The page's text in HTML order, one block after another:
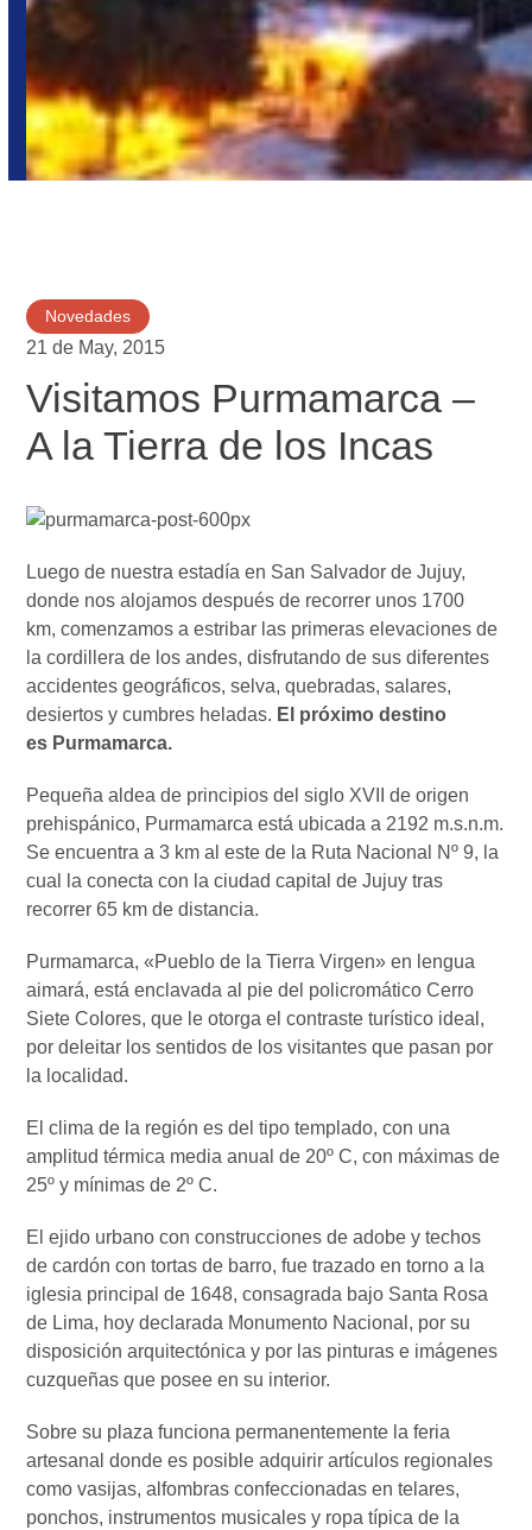
Novedades
21 de May, 2015
Visitamos Purmamarca –
A la Tierra de los Incas
Luego de nuestra estadía en San Salvador de Jujuy,
donde nos alojamos después de recorrer unos 1700
km, comenzamos a estribar las primeras elevaciones de
la cordillera de los andes, disfrutando de sus diferentes
accidentes geográficos, selva, quebradas, salares,
desiertos y cumbres heladas. El próximo destino
es Purmamarca.
Pequeña aldea de principios del siglo XVII de origen
prehispánico, Purmamarca está ubicada a 2192 m.s.n.m.
Se encuentra a 3 km al este de la Ruta Nacional Nº 9, la
cual la conecta con la ciudad capital de Jujuy tras
recorrer 65 km de distancia.
Purmamarca, «Pueblo de la Tierra Virgen» en lengua
aimará, está enclavada al pie del policromático Cerro
Siete Colores, que le otorga el contraste turístico ideal,
por deleitar los sentidos de los visitantes que pasan por
la localidad.
El clima de la región es del tipo templado, con una
amplitud térmica media anual de 20º C, con máximas de
25º y mínimas de 2º C.
El ejido urbano con construcciones de adobe y techos
de cardón con tortas de barro, fue trazado en torno a la
iglesia principal de 1648, consagrada bajo Santa Rosa
de Lima, hoy declarada Monumento Nacional, por su
disposición arquitectónica y por las pinturas e imágenes
cuzqueñas que posee en su interior.
Sobre su plaza funciona permanentemente la feria
artesanal donde es posible adquirir artículos regionales
como vasijas, alfombras confeccionadas en telares,
ponchos, instrumentos musicales y ropa típica de la